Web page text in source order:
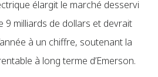
élargit le marché desservi
9 milliards de dollars et devrait
à un chiffre, soutenant la
à long terme d’Emerson.